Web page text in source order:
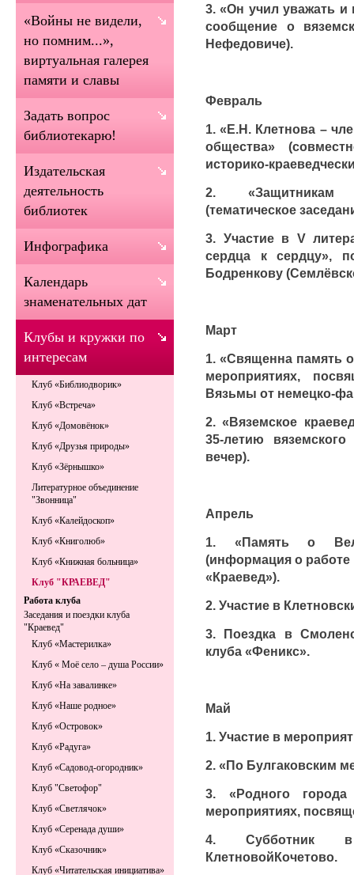
3. «Он учил уважать
сообщение о
Нефедовиче).
Февраль
1. «Е.Н. Клетнова –
общества»
историко-
2. «Защитникам
(тематическое
3. Участие в V
сердца к сердцу»,
Бодренкову
Март
1. «Священна память
мероприятиях,
Вязьмы от немецко-
2. «Вяземское
35-летию вяземского
вечер).
Апрель
1. «Память о
(информация о работе
«Краевед»).
2. Участие в
3. Поездка в
клуба «Феникс».
Май
1. Участие в
2. «По Булгаковским
3. «Родного города
мероприятиях,
4. Субботник
КлетновойКочетово.
«Войны не видели,
но помним...»,
виртуальная галерея
памяти и славы
Задать вопрос
библиотекарю!
Издательская
деятельность
библиотек
Инфографика
Календарь
знаменательных дат
Клубы и кружки по
интересам
Клуб «Библиодворик»
Клуб «Встреча»
Клуб «Домовёнок»
Клуб «Друзья природы»
Клуб «Зёрнышко»
Литературное объединение
"Звонница"
Клуб «Калейдоскоп»
Клуб «Книголюб»
Клуб «Книжная больница»
Клуб "КРАЕВЕД"
Работа клуба
Заседания и поездки клуба
"Краевед"
Клуб «Мастерилка»
Клуб « Моё село – душа России»
Клуб «На завалинке»
Клуб «Наше родное»
Клуб «Островок»
Клуб «Радуга»
Клуб «Садовод-огородник»
Клуб "Светофор"
Клуб «Светлячок»
Клуб «Серенада души»
Клуб «Сказочник»
Клуб «Читательская инициатива»